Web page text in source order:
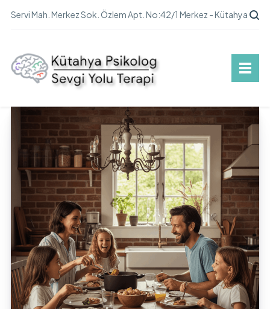
Servi Mah. Merkez Sok. Özlem Apt. No:42/1 Merkez - Kütahya